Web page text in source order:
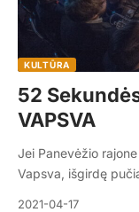
KULTŪRA
52
VAPSVA
Jei Panevėžio
Vapsva, išgirdę
2021-04-17